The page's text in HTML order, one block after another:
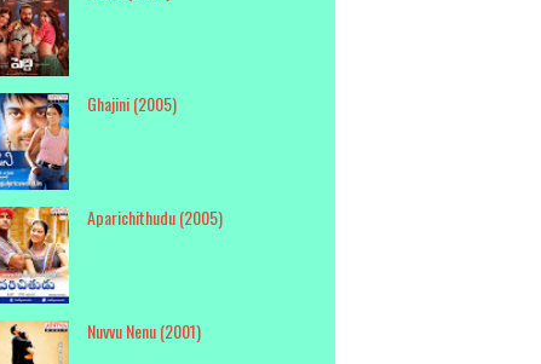
Ghajini (2005)
Aparichithudu (2005)
Nuvvu Nenu (2001)